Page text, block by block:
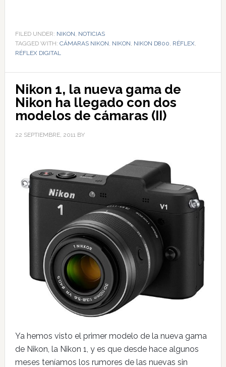
FILED UNDER: NIKON, NOTICIAS
TAGGED WITH: CÁMARAS NIKON, NIKON, NIKON D800, RÉFLEX,
RÉFLEX DIGITAL
Nikon 1, la nueva gama de
Nikon ha llegado con dos
modelos de cámaras (II)
22 SEPTIEMBRE, 2011BY
Ya hemos visto el primer modelo de la nueva gama
de Nikon, la Nikon 1, y es que desde hace algunos
meses teníamos los rumores de las nuevas sin